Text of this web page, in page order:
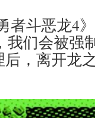
者斗恶龙4
我们会被强
，离开龙